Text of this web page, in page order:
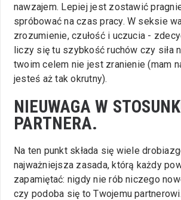
nawzajem. Lepiej jest zostawić
spróbować na czas pracy. W seksie
zrozumienie, czułość i uczucia -
liczy się tu szybkość ruchów czy siła
twoim celem nie jest zranienie (mam
jesteś aż tak okrutny).
NIEUWAGA W
PARTNERA.
Na ten punkt składa się wiele
najważniejsza zasada, którą każdy
zapamiętać: nigdy nie rób niczego
czy podoba się to Twojemu